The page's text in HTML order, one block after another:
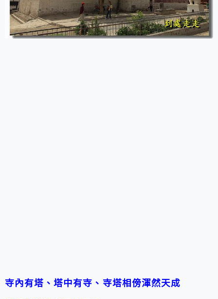
寺內有塔、塔中有寺、寺塔相傍渾然天成